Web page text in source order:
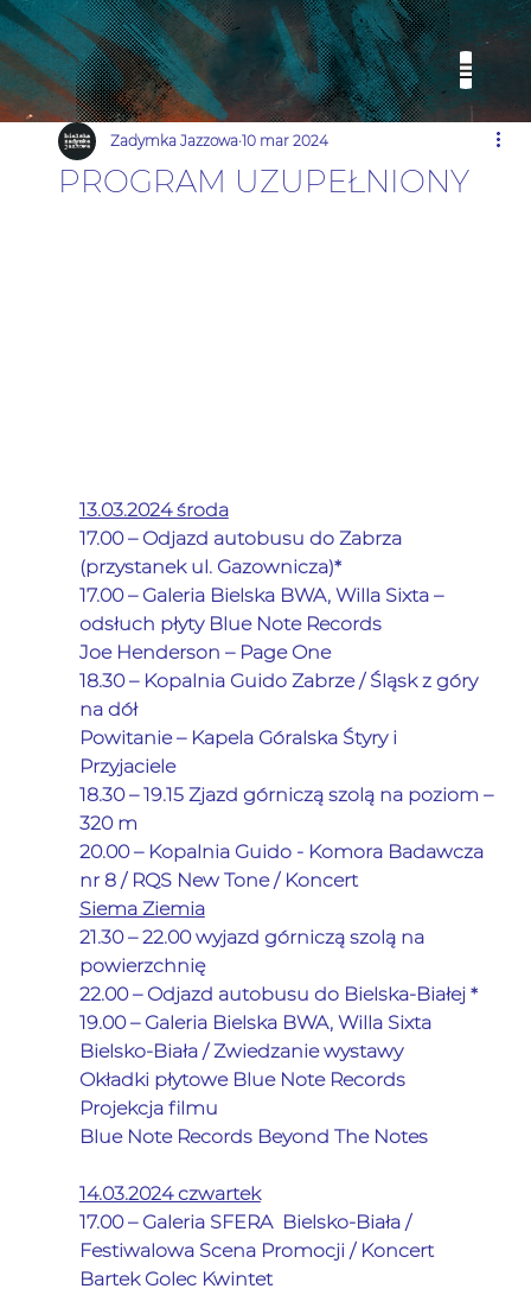
PROGRAM UZUPEŁNIONY
Zadymka Jazzowa 10 mar 2024
13.03.2024 środa
17.00 – Odjazd autobusu do Zabrza
(przystanek ul. Gazownicza)*
17.00 – Galeria Bielska BWA, Willa Sixta –
odsłuch płyty Blue Note Records
Joe Henderson – Page One
18.30 – Kopalnia Guido Zabrze / Śląsk z góry
na dół
Powitanie – Kapela Góralska Śtyry i
Przyjaciele
18.30 – 19.15 Zjazd górniczą szolą na poziom –
320 m
20.00 – Kopalnia Guido - Komora Badawcza
nr 8 / RQS New Tone / Koncert
Siema Ziemia
21.30 – 22.00 wyjazd górniczą szolą na
powierzchnię
22.00 – Odjazd autobusu do Bielska-Białej *
19.00 – Galeria Bielska BWA, Willa Sixta
Bielsko-Biała / Zwiedzanie wystawy
Okładki płytowe Blue Note Records
Projekcja filmu
Blue Note Records Beyond The Notes
14.03.2024 czwartek
17.00 – Galeria SFERA  Bielsko-Biała /
Festiwalowa Scena Promocji / Koncert
Bartek Golec Kwintet